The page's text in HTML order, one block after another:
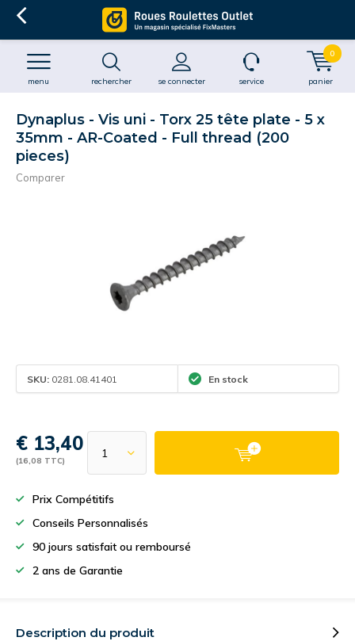
rechercher se connecter
menu service panier
0
Dynaplus - Vis uni - Torx 25 tête plate - 5 x
35mm - AR-Coated - Full thread (200
pieces)
Comparer
SKU: 0281.08.41401 En stock
€ 13,40
(16,08 TTC)
Prix Compétitifs
Conseils Personnalisés
90 jours satisfait ou remboursé
2 ans de Garantie
Description du produit